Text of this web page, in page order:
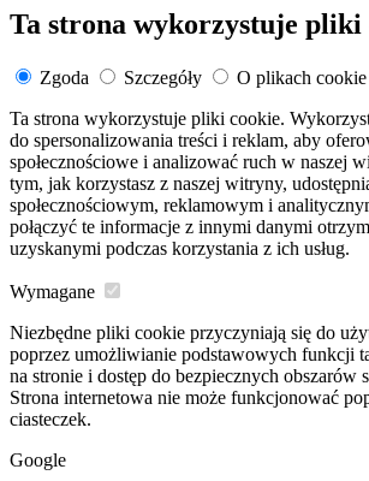
Ta strona wykorzystuje pliki
Zgoda Szczegóły
O plikach cookie
Ta strona wykorzystuje pliki cookie.
do spersonalizowania treści i reklam, aby
społecznościowe i analizować ruch w naszej
tym, jak korzystasz z naszej witryny,
społecznościowym, reklamowym i
połączyć te informacje z innymi danymi
uzyskanymi podczas korzystania z ich usług.
Wymagane
Niezbędne pliki cookie przyczyniają się do
poprzez umożliwianie podstawowych funkcji
na stronie i dostęp do bezpiecznych obszarów
Strona internetowa nie może funkcjonować
ciasteczek.
Google